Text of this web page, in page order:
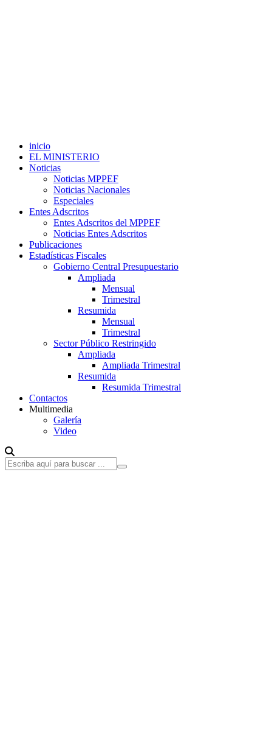
inicio
EL MINISTERIO
Noticias
Noticias MPPEF
Noticias Nacionales
Especiales
Entes Adscritos
Entes Adscritos del MPPEF
Noticias Entes Adscritos
Publicaciones
Estadísticas Fiscales
Gobierno Central Presupuestario
Ampliada
Mensual
Trimestral
Resumida
Mensual
Trimestral
Sector Público Restringido
Ampliada
Ampliada Trimestral
Resumida
Resumida Trimestral
Contactos
Multimedia
Galería
Video